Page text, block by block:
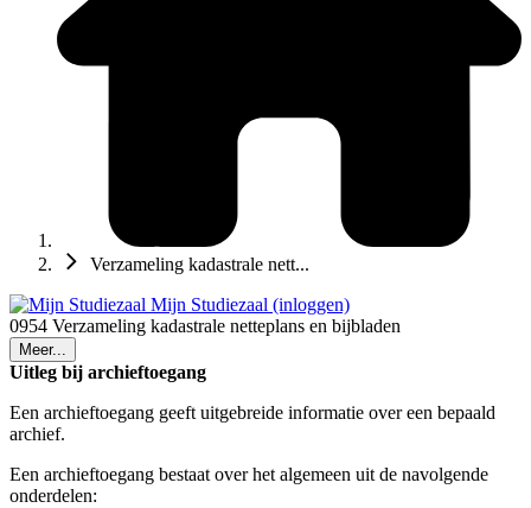
Verzameling kadastrale nett...
Mijn Studiezaal (inloggen)
0954 Verzameling kadastrale netteplans en bijbladen
Meer...
Uitleg bij archieftoegang
Een archieftoegang geeft uitgebreide informatie over een bepaald
archief.
Een archieftoegang bestaat over het algemeen uit de navolgende
onderdelen: